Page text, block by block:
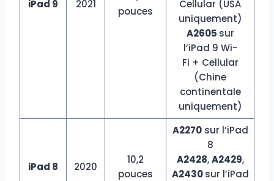
iPad 9 2021
pouces
Cellular (USA
uniquement)
A2605 sur
l’iPad 9 Wi-
Fi + Cellular
(Chine
continentale
uniquement)
iPad 8 2020
10,2
pouces
A2270sur l’iPad
8
A2428,A2429,
A2430sur l’iPad